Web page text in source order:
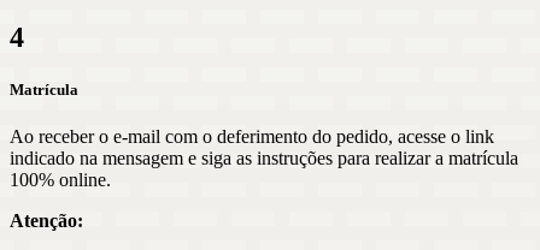
4
Matrícula
Ao receber o e-mail com o deferimento do pedido, acesse o link
indicado na mensagem e siga as instruções para realizar a matrícula
100% online.
Atenção: